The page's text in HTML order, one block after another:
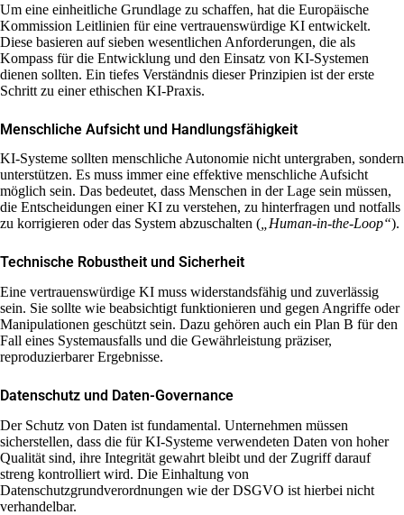
Um eine einheitliche Grundlage zu schaffen, hat die Europäische
Kommission Leitlinien für eine vertrauenswürdige KI entwickelt.
Diese basieren auf sieben wesentlichen Anforderungen, die als
Kompass für die Entwicklung und den Einsatz von KI-Systemen
dienen sollten. Ein tiefes Verständnis dieser Prinzipien ist der erste
Schritt zu einer ethischen KI-Praxis.
Menschliche Aufsicht und Handlungsfähigkeit
KI-Systeme sollten menschliche Autonomie nicht untergraben, sondern
unterstützen. Es muss immer eine effektive menschliche Aufsicht
möglich sein. Das bedeutet, dass Menschen in der Lage sein müssen,
die Entscheidungen einer KI zu verstehen, zu hinterfragen und notfalls
zu korrigieren oder das System abzuschalten ( „Human-in-the-Loop“).
Technische Robustheit und Sicherheit
Eine vertrauenswürdige KI muss widerstandsfähig und zuverlässig
sein. Sie sollte wie beabsichtigt funktionieren und gegen Angriffe oder
Manipulationen geschützt sein. Dazu gehören auch ein Plan B für den
Fall eines Systemausfalls und die Gewährleistung präziser,
reproduzierbarer Ergebnisse.
Datenschutz und Daten-Governance
Der Schutz von Daten ist fundamental. Unternehmen müssen
sicherstellen, dass die für KI-Systeme verwendeten Daten von hoher
Qualität sind, ihre Integrität gewahrt bleibt und der Zugriff darauf
streng kontrolliert wird. Die Einhaltung von
Datenschutzgrundverordnungen wie der DSGVO ist hierbei nicht
verhandelbar.